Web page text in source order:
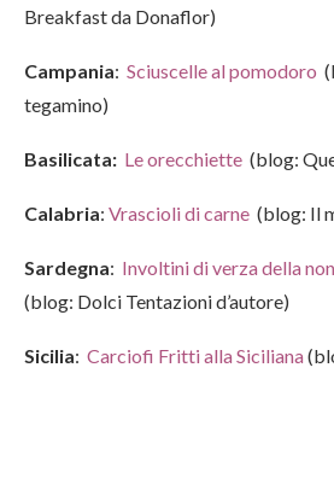
Breakfast da Donaflor)
Campania: Sciuscelle al pomodoro
tegamino)
Basilicata: Le orecchiette (blog:
Calabria: Vrascioli di carne (blog: Il
Sardegna: Involtini di verza della
(blog: Dolci Tentazioni d’autore)
Sicilia: Carciofi Fritti alla Siciliana